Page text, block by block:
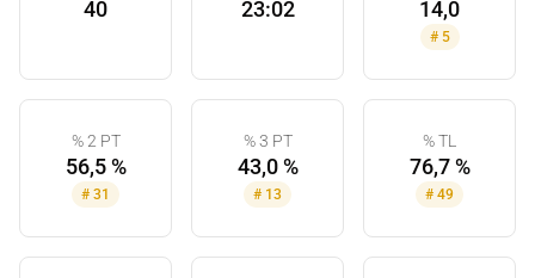
40 23:02 14,0
# 5
% 2 PT
56,5 %
# 31
% 3 PT
43,0 %
# 13
% TL
76,7 %
# 49